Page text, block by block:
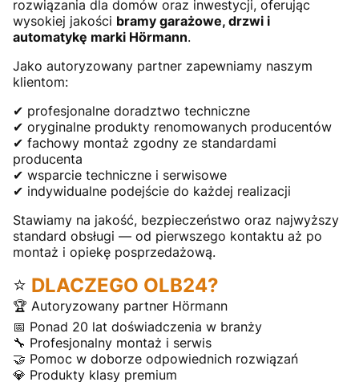
rozwiązania dla domów oraz inwestycji, oferując
wysokiej jakości bramy garażowe, drzwi i
automatykę marki Hörmann.
Jako autoryzowany partner zapewniamy naszym
klientom:
✔ profesjonalne doradztwo techniczne
✔ oryginalne produkty renomowanych producentów
✔ fachowy montaż zgodny ze standardami
producenta
✔ wsparcie techniczne i serwisowe
✔ indywidualne podejście do każdej realizacji
Stawiamy na jakość, bezpieczeństwo oraz najwyższy
standard obsługi — od pierwszego kontaktu aż po
montaż i opiekę posprzedażową.
⭐ DLACZEGO OLB24?
🏆 Autoryzowany partner Hörmann
📅 Ponad 20 lat doświadczenia w branży
🔧 Profesjonalny montaż i serwis
🤝 Pomoc w doborze odpowiednich rozwiązań
💎 Produkty klasy premium